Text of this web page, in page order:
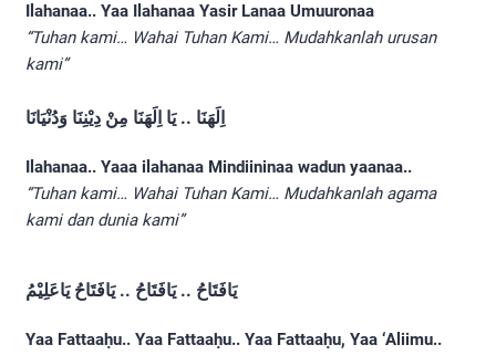
Ilahanaa.. Yaa Ilahanaa Yasir Lanaa Umuuronaa
“Tuhan kami… Wahai Tuhan Kami… Mudahkanlah urusan
kami”
اِلَهَنَا .. يَا اِلَهَنَا مِنْ دِيْنِنَا وَدُنْيَانَا
Ilahanaa.. Yaaa ilahanaa Mindiininaa wadun yaanaa..
“Tuhan kami… Wahai Tuhan Kami… Mudahkanlah agama
kami dan dunia kami”
يَافَتَاحُ .. يَافَتَاحُ .. يَافَتَاحُ يَاعَلِيْمُ
Yaa Fattaaḥu.. Yaa Fattaaḥu.. Yaa Fattaaḥu, Yaa ‘Aliimu..